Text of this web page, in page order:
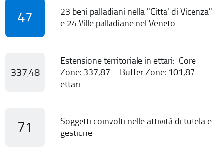
47
23 beni palladiani nella "Citta' di Vicenza"
e 24 Ville palladiane nel Veneto
337,48
Estensione territoriale in ettari: Core
Zone: 337,87 - Buffer Zone: 101,87
ettari
71
Soggetti coinvolti nelle attività di tutela e
gestione